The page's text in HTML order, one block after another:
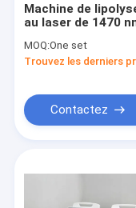
Machine de
au laser de 1470
MOQ:One set
Trouvez les derniers
Contactez